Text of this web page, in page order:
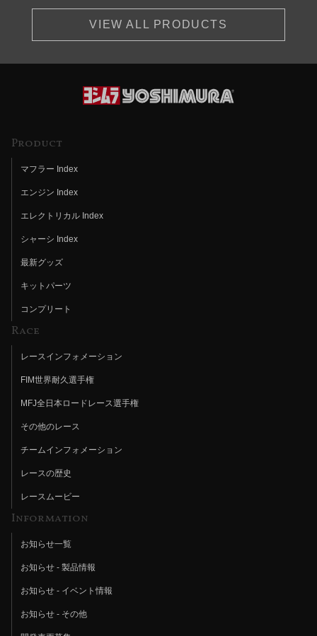
VIEW ALL PRODUCTS
Product
マフラー Index
エンジン Index
エレクトリカル Index
シャーシ Index
最新グッズ
キットパーツ
コンプリート
Race
レースインフォメーション
FIM世界耐久選手権
MFJ全日本ロードレース選手権
その他のレース
チームインフォメーション
レースの歴史
レースムービー
Information
お知らせ一覧
お知らせ - 製品情報
お知らせ - イベント情報
お知らせ - その他